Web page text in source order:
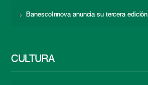
BanescoInnova anuncia su tercera edición
CULTURA